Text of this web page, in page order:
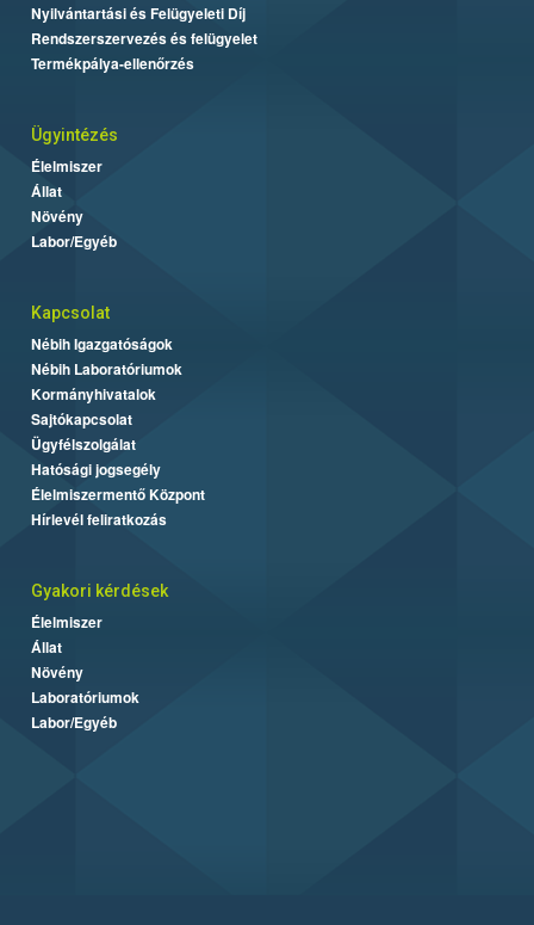
Nyilvántartási és Felügyeleti Díj
Rendszerszervezés és felügyelet
Termékpálya-ellenőrzés
Ügyintézés
Élelmiszer
Állat
Növény
Labor/Egyéb
Kapcsolat
Nébih Igazgatóságok
Nébih Laboratóriumok
Kormányhivatalok
Sajtókapcsolat
Ügyfélszolgálat
Hatósági jogsegély
Élelmiszermentő Központ
Hírlevél feliratkozás
Gyakori kérdések
Élelmiszer
Állat
Növény
Laboratóriumok
Labor/Egyéb